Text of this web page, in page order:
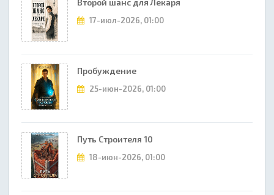
Второй шанс для Лекаря
17-июл-2026, 01:00
Пробуждение
25-июн-2026, 01:00
Путь Строителя 10
18-июн-2026, 01:00